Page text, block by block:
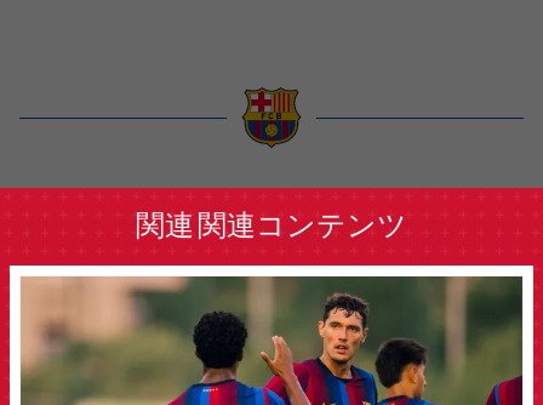
関連 関連コンテンツ
FCB Barcelona badge